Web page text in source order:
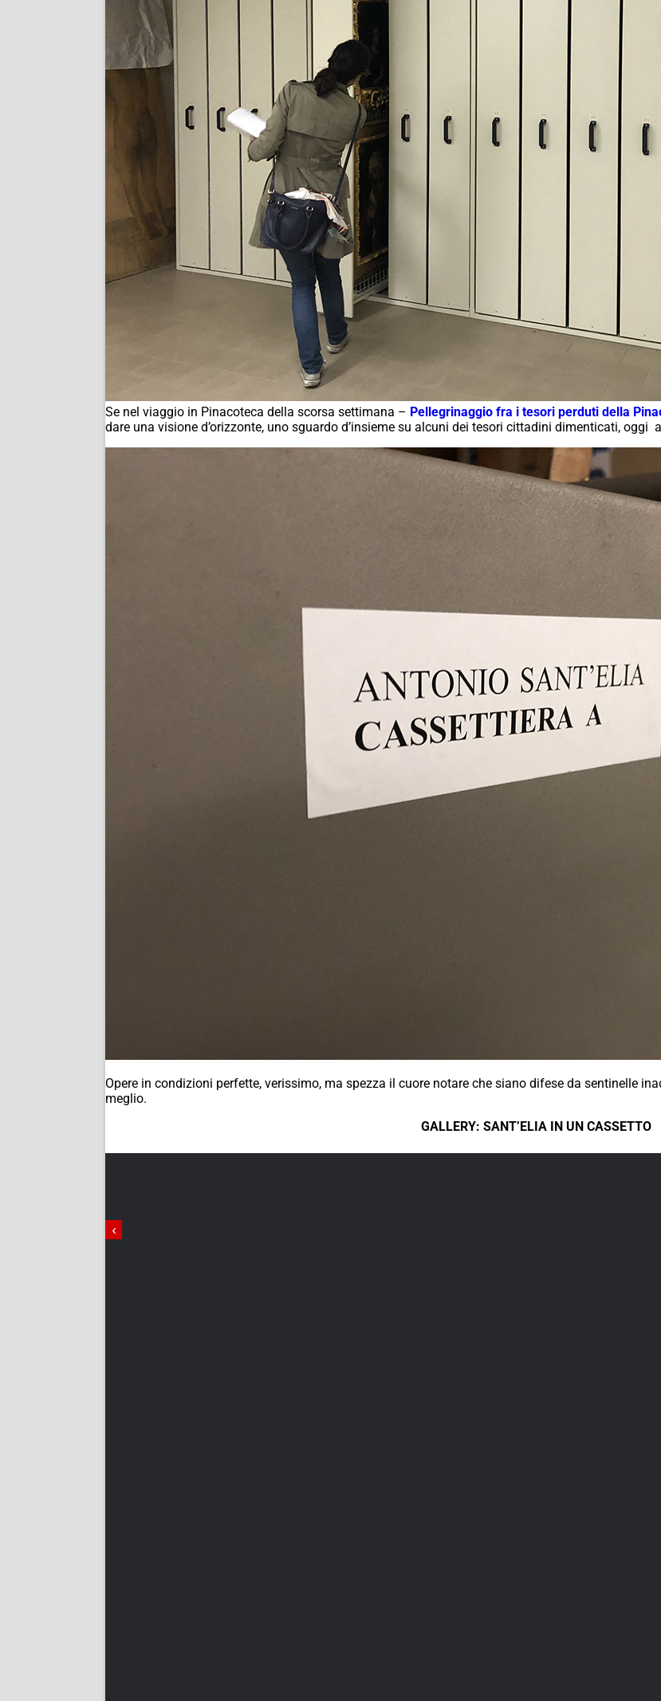
Se nel viaggio in Pinacoteca della scorsa settimana – Pellegrinaggio fra i tesori perduti della
dare una visione d’orizzonte, uno sguardo d’insieme su alcuni dei tesori cittadini dimenticati,
Opere in condizioni perfette, verissimo, ma spezza il cuore notare che siano difese da sentinelle
meglio.
GALLERY: SANT’ELIA IN UN CASSETTO
‹